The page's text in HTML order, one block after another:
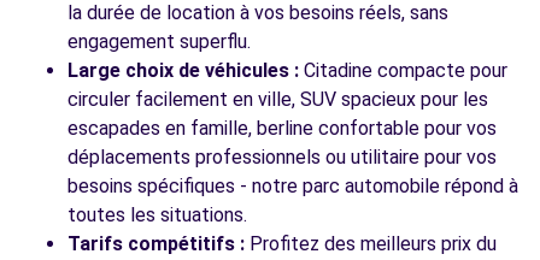
la durée de location à vos besoins réels, sans
engagement superflu.
Large choix de véhicules : Citadine compacte pour
circuler facilement en ville, SUV spacieux pour les
escapades en famille, berline confortable pour vos
déplacements professionnels ou utilitaire pour vos
besoins spécifiques - notre parc automobile répond à
toutes les situations.
Tarifs compétitifs : Profitez des meilleurs prix du